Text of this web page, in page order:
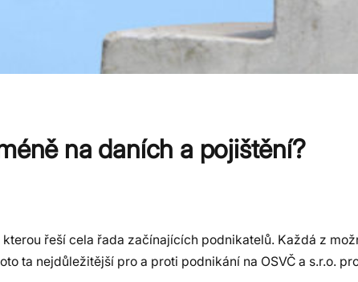
na daních a pojištění?
řeší cela řada začínajících podnikatelů. Každá z
ta nejdůležitější pro a proti podnikání na OSVČ a s.r.o.